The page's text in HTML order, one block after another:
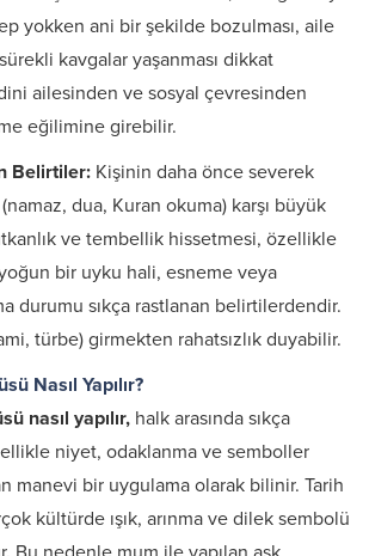
yokken ani bir şekilde bozulması, aile
kavgalar yaşanması dikkat
ailesinden ve sosyal çevresinden
eğilimine girebilir.
Belirtiler: Kişinin daha önce severek
dua, Kuran okuma) karşı büyük
ve tembellik hissetmesi, özellikle
bir uyku hali, esneme veya
durumu sıkça rastlanan belirtilerdendir.
türbe) girmekten rahatsızlık duyabilir.
Nasıl Yapılır?
nasıl yapılır, halk arasında sıkça
niyet, odaklanma ve semboller
manevi bir uygulama olarak bilinir. Tarih
kültürde ışık, arınma ve dilek sembolü